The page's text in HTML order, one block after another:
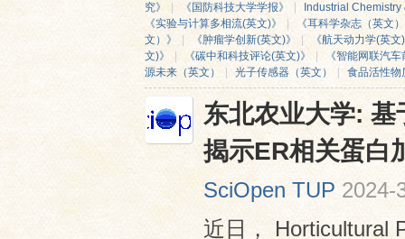
究》
| 《国防科技大学学报》
Industrial
《实验与计算多相流(英文)》
《耳科学杂志（英文
文）》
《肿瘤学创新(英文)》
《航天动力学(英文
文)》
《碳中和科技评论(英文)》
《智能网联汽
源未来（英文）
光子传感器（英文） 食品活性物
东北农业大学:
揭示ER相关蛋白
SciOpen TUP 2024-
近日， Horticultural